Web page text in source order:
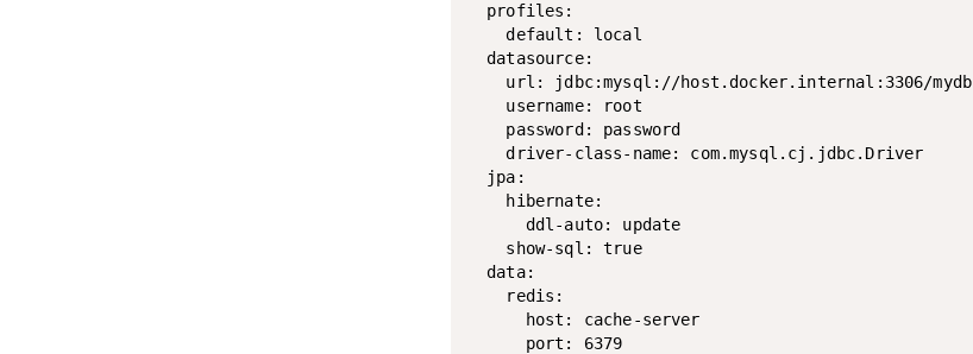
  profiles:
    default: local
  datasource:
    url: jdbc:mysql://host.docker.internal:3306/mydb
    username: root
    password: password
    driver-class-name: com.mysql.cj.jdbc.Driver
  jpa:
    hibernate:
      ddl-auto: update
    show-sql: true
  data:
    redis:
      host: cache-server
      port: 6379